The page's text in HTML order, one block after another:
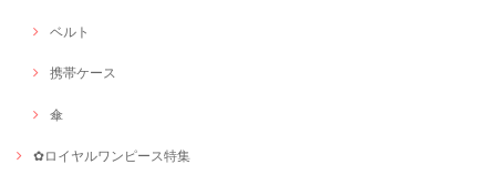
ベルト
携帯ケース
傘
✿ロイヤルワンピース特集